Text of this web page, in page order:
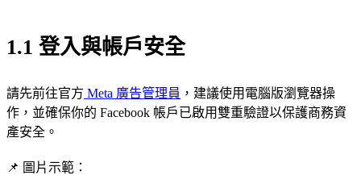
1.1 登入與帳戶安全
請先前往官方 Meta 廣告管理員 ，建議使用電腦版瀏覽器操
作，並確保你的 Facebook 帳戶已啟用雙重驗證以保護商務資
產安全。
📌 圖片示範：